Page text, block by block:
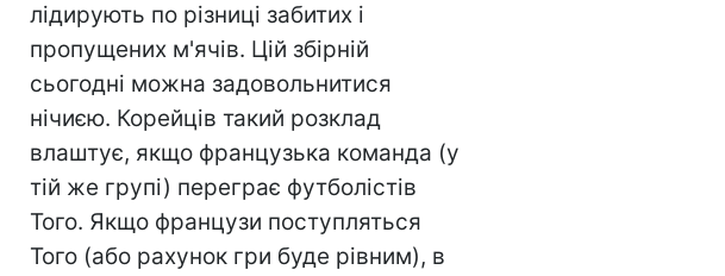
лідирують по різниці забитих і
пропущених м'ячів. Цій збірній
сьогодні можна задовольнитися
нічиєю. Корейців такий розклад
влаштує, якщо французька команда (у
тій же групі) переграє футболістів
Того. Якщо французи поступляться
Того (або рахунок гри буде рівним), в